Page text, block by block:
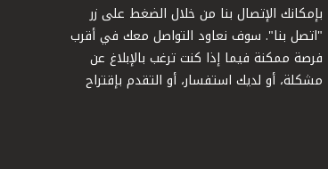
بإمكانك الإتصال بنا من خلال الضغط على زر
"اتصل بنا". سوف نعاود التواصل معك في أقرب
فرصة ممكنة فيما إذا كنت ترغب بالإبلاغ عن
مشكلة، أو لديك استفسار، أو التقدم بإقتراح